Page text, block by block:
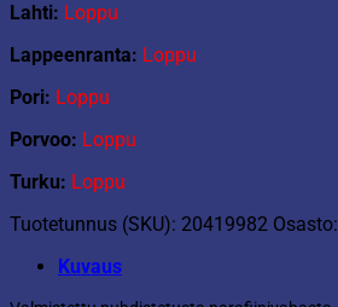
Lahti: Loppu
Lappeenranta: Loppu
Pori: Loppu
Porvoo: Loppu
Turku: Loppu
Tuotetunnus (SKU): 20419982 Osasto:
Kuvaus